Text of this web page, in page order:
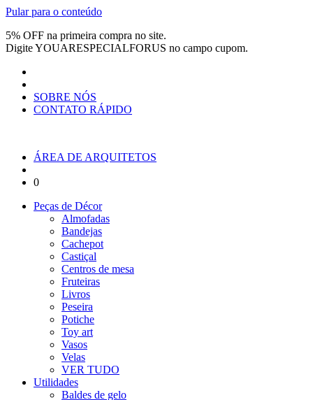
Pular para o conteúdo
5% OFF na primeira compra no site.
DigiteYOUARESPECIALFORUS no campo cupom.
SOBRE NÓS
CONTATO RÁPIDO
ÁREA DE ARQUITETOS
0
Peças de Décor
Almofadas
Bandejas
Cachepot
Castiçal
Centros de mesa
Fruteiras
Livros
Peseira
Potiche
Toy art
Vasos
Velas
VER TUDO
Utilidades
Baldes de gelo